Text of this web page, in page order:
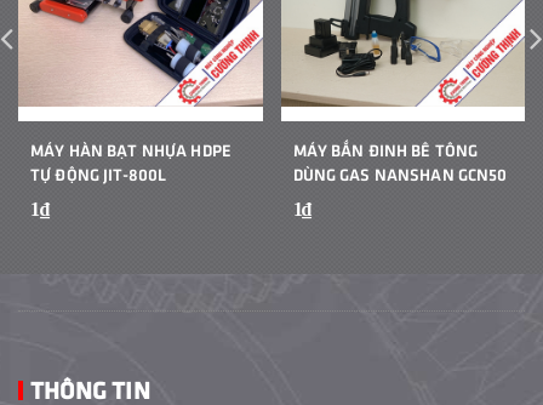
MÁY HÀN BẠT NHỰA HDPE
TỰ ĐỘNG JIT-800L
1₫
MÁY BẮN ĐINH BÊ TÔNG
DÙNG GAS NANSHAN GCN50
1₫
THÔNG TIN